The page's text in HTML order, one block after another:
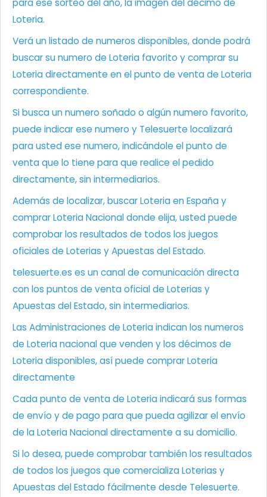
Loteria.
Verá un listado de numeros disponibles, donde podrá
buscar su numero de Loteria favorito y comprar su
Loteria directamente en el punto de venta de Loteria
correspondiente.
Si busca un numero soñado o algún numero favorito,
puede indicar ese numero y Telesuerte localizará
para usted ese numero, indicándole el punto de
venta que lo tiene para que realice el pedido
directamente, sin intermediarios.
Además de localizar, buscar Loteria en España y
comprar Loteria Nacional donde elija, usted puede
comprobar los resultados de todos los juegos
oficiales de Loterias y Apuestas del Estado.
telesuerte.es es un canal de comunicación directa
con los puntos de venta oficial de Loterias y
Apuestas del Estado, sin intermediarios.
Las Administraciones de Loteria indican los numeros
de Loteria nacional que venden y los décimos de
Loteria disponibles, así puede comprar Loteria
directamente
Cada punto de venta de Loteria indicará sus formas
de envío y de pago para que pueda agilizar el envío
de la Loteria Nacional directamente a su domicilio.
Si lo desea, puede comprobar también los resultados
de todos los juegos que comercializa Loterias y
Apuestas del Estado fácilmente desde Telesuerte.